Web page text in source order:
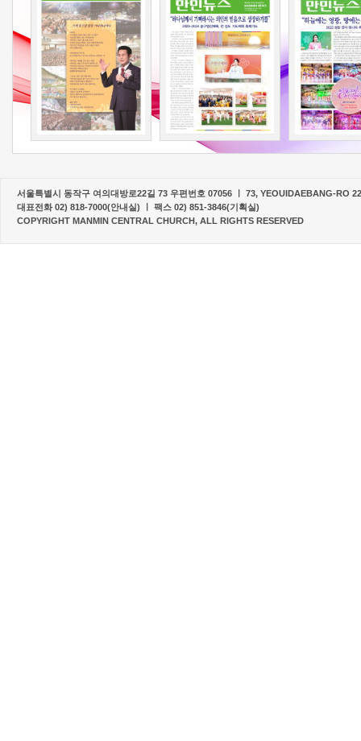
서울특별시 동작구 여의대방로22길 73 우편번호 07056 ㅣ 73, YEOUIDAEBANG-RO
대표전화 02) 818-7000(안내실) ㅣ 팩스 02) 851-3846(기획실)
COPYRIGHT MANMIN CENTRAL CHURCH, ALL RIGHTS RESERVED